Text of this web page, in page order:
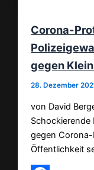
Corona-
gegen
28. Dezember
von David
Schockierende
gegen
Öffentlichkeit